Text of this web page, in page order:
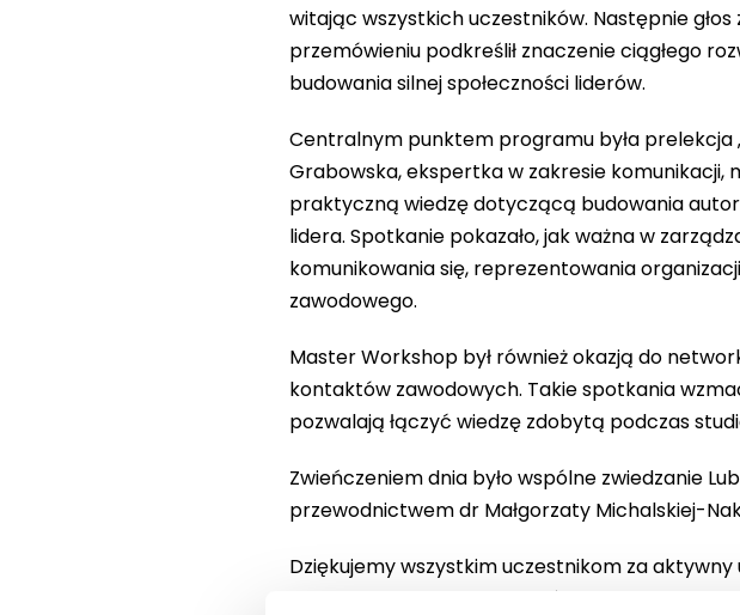
witając wszystkich uczestników. Następnie
przemówieniu podkreślił znaczenie ciągłego
budowania silnej społeczności liderów.
Centralnym punktem programu była
Grabowska, ekspertka w zakresie komunikacji,
praktyczną wiedzę dotyczącą budowania
lidera. Spotkanie pokazało, jak ważna w
komunikowania się, reprezentowania
zawodowego.
Master Workshop był również okazją do
kontaktów zawodowych. Takie spotkania
pozwalają łączyć wiedzę zdobytą podczas
Zwieńczeniem dnia było wspólne zwiedzanie
przewodnictwem dr Małgorzaty Michalskiej-
Dziękujemy wszystkim uczestnikom za
podczas kolejnych wydarzeń organizowanych